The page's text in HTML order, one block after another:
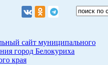
сайт муниципального
город Белокуриха
края